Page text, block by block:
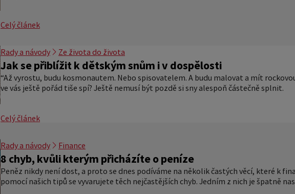
Celý článek
Rady a návody Ze života do života
Jak se přiblížit k dětským snům i v dospělosti
“Až vyrostu, budu kosmonautem. Nebo spisovatelem. A budu malovat a mít
ve vás ještě pořád tiše spí? Ještě nemusí být pozdě si sny alespoň částečně splnit.
Celý článek
Rady a návody Finance
8 chyb, kvůli kterým přicházíte o peníze
Peněz nikdy není dost, a proto se dnes podíváme na několik častých věcí, které k
pomocí našich tipů se vyvarujete těch nejčastějších chyb. Jedním z nich je špatně